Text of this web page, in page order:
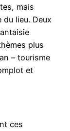
mais
lieu. Deux
plus
– tourisme
et
ces